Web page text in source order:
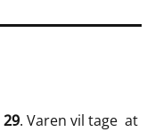
29. Varen vil tage at